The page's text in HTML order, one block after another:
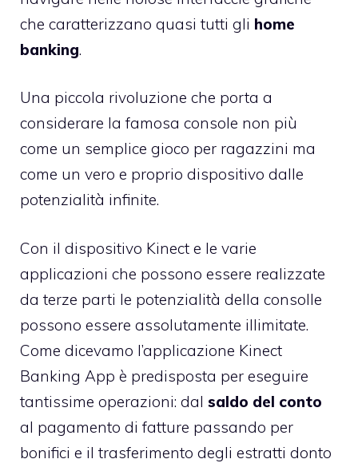
che caratterizzano quasi tutti gli home
banking.
Una piccola rivoluzione che porta a
considerare la famosa console non più
come un semplice gioco per ragazzini ma
come un vero e proprio dispositivo dalle
potenzialità infinite.
Con il dispositivo Kinect e le varie
applicazioni che possono essere realizzate
da terze parti le potenzialità della consolle
possono essere assolutamente illimitate.
Come dicevamo l’applicazione Kinect
Banking App è predisposta per eseguire
tantissime operazioni: dal saldo del conto
al pagamento di fatture passando per
bonifici e il trasferimento degli estratti donto